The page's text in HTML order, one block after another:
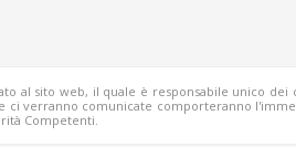
al sito web, il quale è responsabile unico
ci verranno comunicate comporteranno
Competenti.